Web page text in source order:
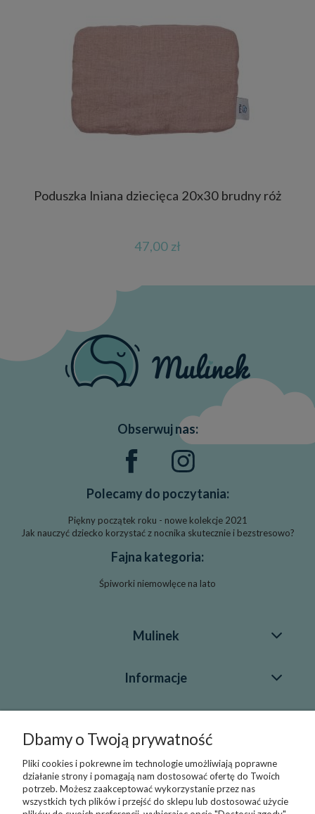
Poduszka lniana dziecięca 20x30 brudny róż
47,00 zł
Obserwuj nas:
Polecamy do poczytania:
Piękny początek roku - nowe kolekcje 2021
Jak nauczyć dziecko korzystać z nocnika skutecznie i bezstresowo?
Fajna kategoria:
Śpiworki niemowlęce na lato
Mulinek
Informacje
Kontakt
+48 696 43 55 22
Dbamy o Twoją prywatność
Pliki cookies i pokrewne im technologie umożliwiają poprawne
działanie strony i pomagają nam dostosować ofertę do Twoich
potrzeb. Możesz zaakceptować wykorzystanie przez nas
wszystkich tych plików i przejść do sklepu lub dostosować użycie